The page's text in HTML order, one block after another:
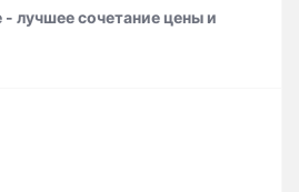
лучшее сочетание цены и